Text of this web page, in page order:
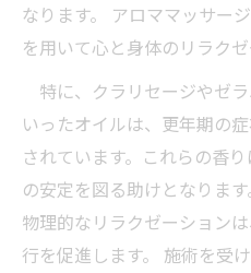
なります。 アロママッサー
を用いて心と身体のリラク
特に、クラリセージやゼ
いったオイルは、更年期の
されています。これらの香
の安定を図る助けとなりま
物理的なリラクゼーション
行を促進します。 施術を受